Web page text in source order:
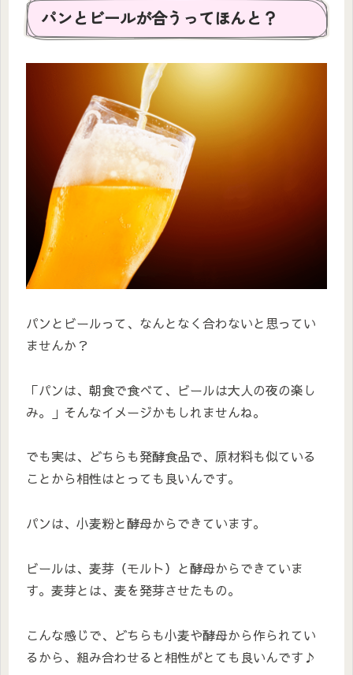
パンとビールが合うってほんと？
パンとビールって、なんとなく合わないと思ってい
ませんか？
「パンは、朝食で食べて、ビールは大人の夜の楽し
み。」そんなイメージかもしれませんね。
でも実は、どちらも発酵食品で、原材料も似ている
ことから相性はとっても良いんです。
パンは、小麦粉と酵母からできています。
ビールは、麦芽（モルト）と酵母からできていま
す。麦芽とは、麦を発芽させたもの。
こんな感じで、どちらも小麦や酵母から作られてい
るから、組み合わせると相性がとても良いんです♪